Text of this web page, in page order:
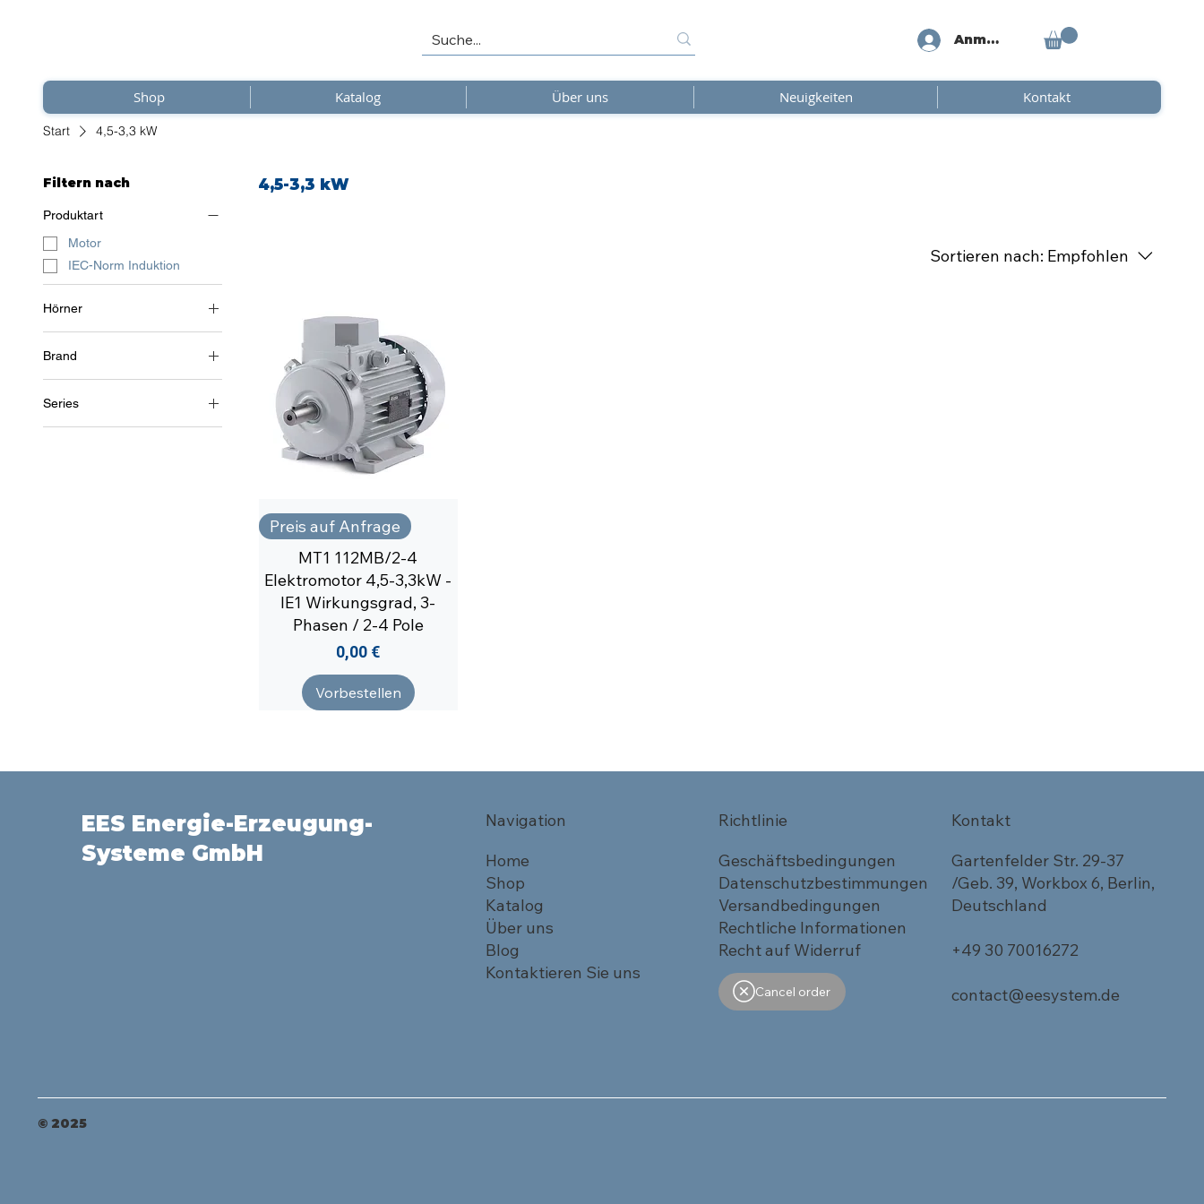
Anmelden
Shop Katalog Über uns Neuigkeiten Kontakt
Start 4,5-3,3 kW
Filtern nach
Produktart
Motor
IEC-Norm Induktion
Hörner
3~ (Drehstrom 400 V) / 50
Hz
Brand
Soga
Series
MT1/2
4,5-3,3 kW
Sortieren nach: Empfohlen
Preis auf Anfrage
MT1 112MB/2-4
Elektromotor 4,5-3,3kW -
IE1 Wirkungsgrad, 3-
Phasen / 2-4 Pole
Preis
0,00 €
Vorbestellen
EES Energie-Erzeugung-
Systeme GmbH
Navigation
Home
Shop
Katalog
Über uns
Blog
Kontaktieren Sie uns
Richtlinie
Geschäftsbedingungen
Datenschutzbestimmungen
Versandbedingungen
Rechtliche Informationen
Recht auf Widerruf
Cancel order
Kontakt
Gartenfelder Str. 29-37
/Geb. 39, Workbox 6, Berlin,
Deutschland
+49 30 70016272
contact@eesystem.de
© 2025